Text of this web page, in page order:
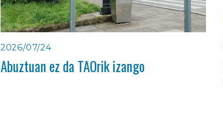
2026/07/24
Abuztuan ez da TAOrik izango